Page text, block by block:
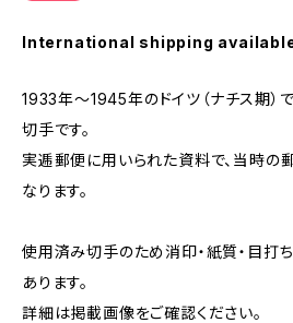
International shipping
1933年～1945年のドイツ（ナチス期）
切手です。
実逓郵便に用いられた資料で、当時の
なります。
使用済み切手のため消印・紙質・目打
あります。
詳細は掲載画像をご確認ください。